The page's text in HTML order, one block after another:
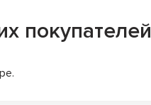
покупателей